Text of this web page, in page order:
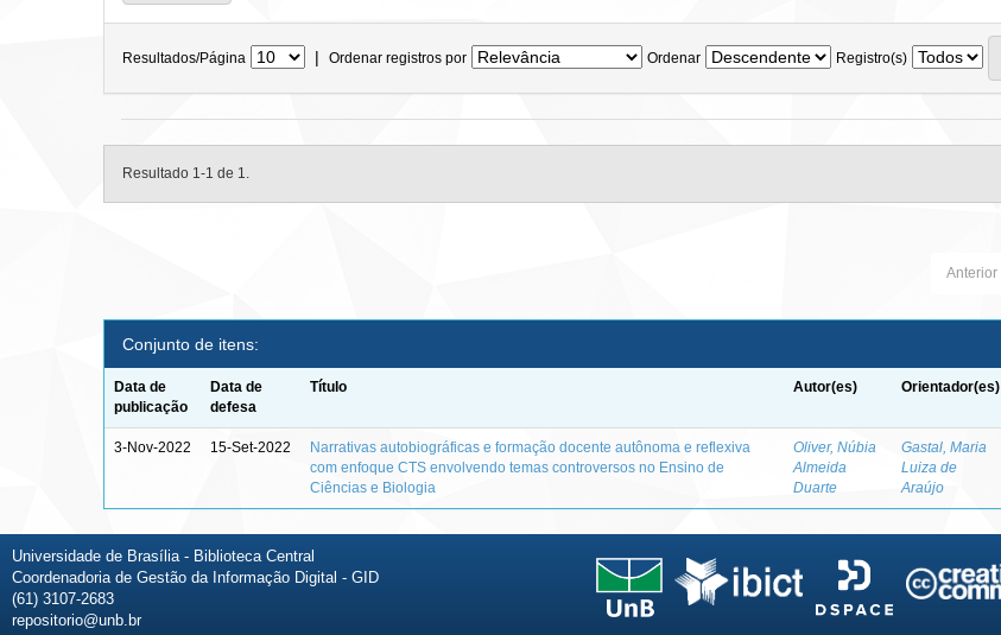
Resultados/Página | Ordenar registros por Ordenar Registro(s)
Resultado 1-1 de 1.
Anterior
Conjunto de itens:
Data de
publicação
Data de
defesa
Título Autor(es) Orientador(es)
3-Nov-2022 15-Set-2022
Narrativas autobiográficas e formação docente autônoma e reflexiva
com enfoque CTS envolvendo temas controversos no Ensino de
Ciências e Biologia
Oliver, Núbia
Almeida
Duarte
Gastal, Maria
Luiza de
Araújo
Universidade de Brasília - Biblioteca Central
Coordenadoria de Gestão da Informação Digital - GID
(61) 3107-2683
repositorio@unb.br